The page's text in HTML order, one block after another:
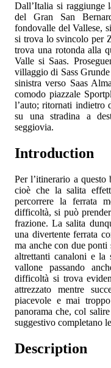
Dall’Italia si raggiunge
del Gran San
fondovalle del Vallese,
si trova lo svincolo per
trova una rotonda alla
Valle si Saas.
villaggio di Sass
sinistra verso Saas
comodo piazzale
l’auto; ritornati indietro
su una stradina a
seggiovia.
Introduction
Per l’itinerario a questo
cioè che la salita
percorrere la ferrata
difficoltà, si può
frazione. La salita
una divertente ferrata
ma anche con due ponti
altrettanti canaloni e la
vallone passando
difficoltà si trova
attrezzato mentre
piacevole e mai
panorama che, col
suggestivo completano
Description